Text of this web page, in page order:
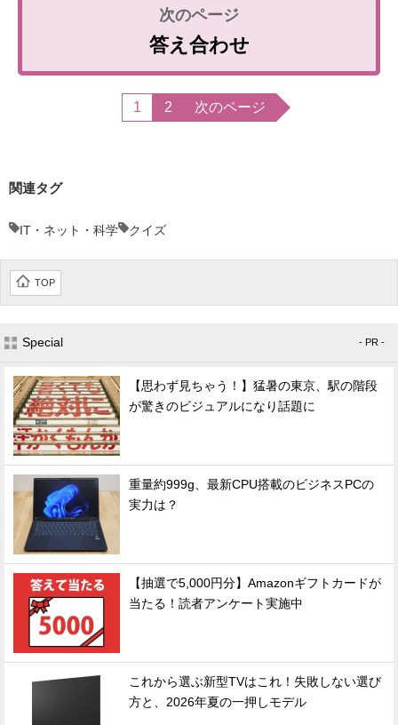
答え合わせ
1 2 次のページ
関連タグ
IT・ネット・科学 クイズ
TOP
Special - PR -
【思わず見ちゃう！】猛暑の東京、駅の階段
が驚きのビジュアルになり話題に
重量約999g、最新CPU搭載のビジネスPCの
実力は？
【抽選で5,000円分】Amazonギフトカードが
当たる！読者アンケート実施中
これから選ぶ新型TVはこれ！失敗しない選び
方と、2026年夏の一押しモデル